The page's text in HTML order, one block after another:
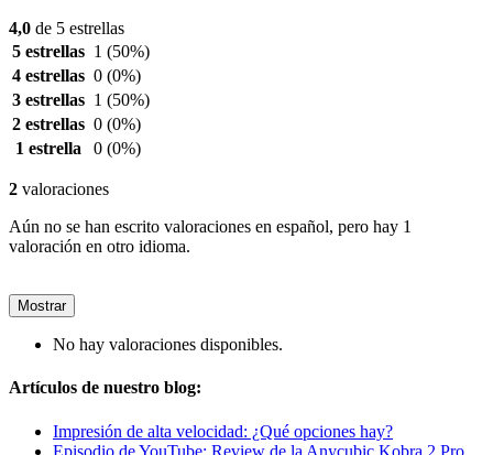
4,0 de 5 estrellas
5 estrellas 1 (50%)
4 estrellas 0 (0%)
3 estrellas 1 (50%)
2 estrellas 0 (0%)
1 estrella
0 (0%)
2 valoraciones
Aún no se han escrito valoraciones en español, pero hay 1
valoración en otro idioma.
Mostrar
No hay valoraciones disponibles.
Artículos de nuestro blog:
Impresión de alta velocidad: ¿Qué opciones hay?
Episodio de YouTube: Review de la Anycubic Kobra 2 Pro